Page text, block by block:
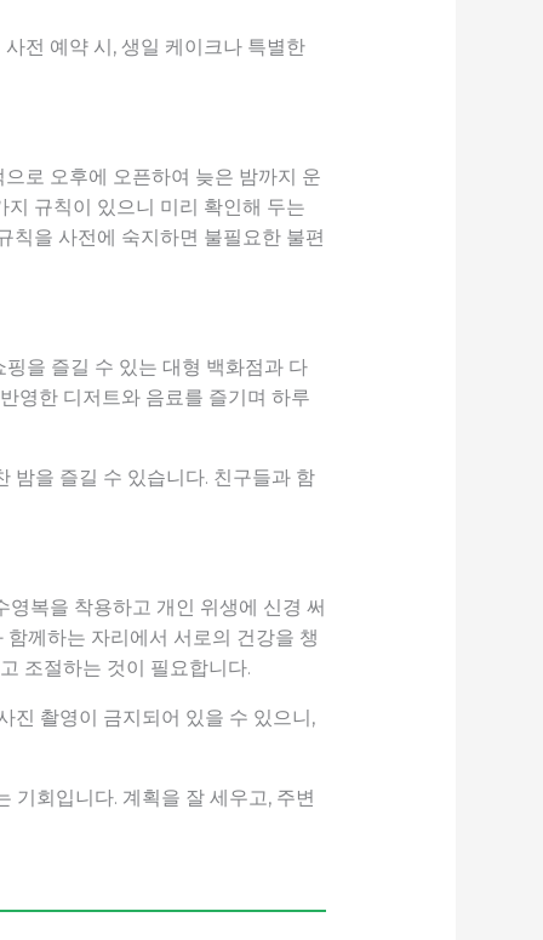
전 예약 시, 생일 케이크나 특별한
로 오후에 오픈하여 늦은 밤까지 운
규칙이 있으니 미리 확인해 두는
칙을 사전에 숙지하면 불필요한 불편
을 즐길 수 있는 대형 백화점과 다
영한 디저트와 음료를 즐기며 하루
밤을 즐길 수 있습니다. 친구들과 함
복을 착용하고 개인 위생에 신경 써
께하는 자리에서 서로의 건강을 챙
조절하는 것이 필요합니다.
진 촬영이 금지되어 있을 수 있으니,
기회입니다. 계획을 잘 세우고, 주변